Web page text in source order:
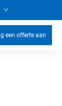
een offerte aan